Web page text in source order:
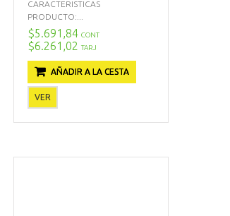
CARACTERISTICAS
PRODUCTO:...
$5.691,84 CONT
$6.261,02 TARJ
AÑADIR A LA CESTA
VER